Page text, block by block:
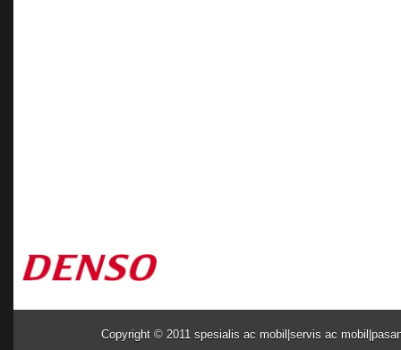
Copyright © 2011 spesialis ac mobil|servis ac